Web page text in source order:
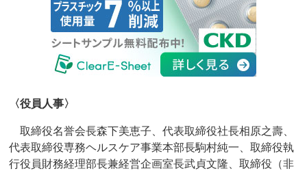
〈役員人事〉
取締役名誉会長森下美恵子、代表取締役社長相原之壽、
代表取締役専務ヘルスケア事業本部長駒村純一、取締役執
行役員財務経理部長兼経営企画室長武貞文隆、取締役（非